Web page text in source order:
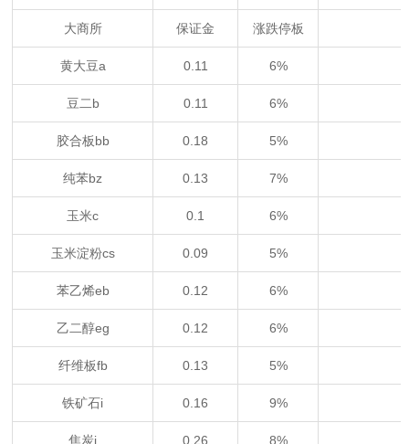
大商所 保证金 涨跌停板
黄大豆a 0.11 6%
豆二b 0.11 6%
胶合板bb 0.18 5%
纯苯bz 0.13 7%
玉米c 0.1 6%
玉米淀粉cs 0.09 5%
苯乙烯eb 0.12 6%
乙二醇eg 0.12 6%
纤维板fb 0.13 5%
铁矿石i 0.16 9%
焦炭j 0.26 8%